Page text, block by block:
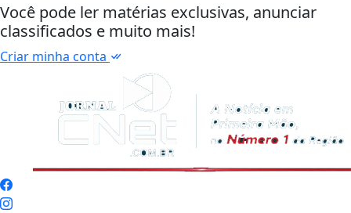
Você pode ler matérias exclusivas, anunciar
classificados e muito mais!
Criar minha conta